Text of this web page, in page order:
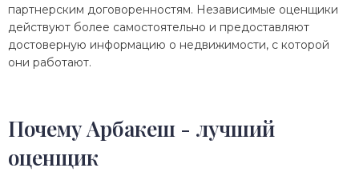
партнерским договоренностям. Независимые оценщики
действуют более самостоятельно и предоставляют
достоверную информацию о недвижимости, с которой
они работают.
Почему Арбакеш - лучший
оценщик